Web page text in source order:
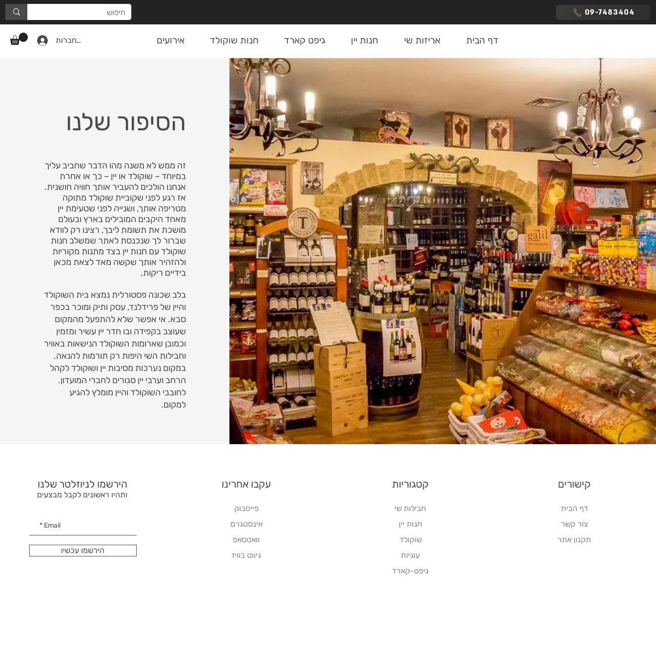
להתחברות דף הבית אריזות שי חנות יין גיפט קארד חנות שוקולד אירועים
09-7483404
הסיפור שלנו
זה ממש לא משנה מהו הדבר שחביב עליך
במיוחד – שוקולד או יין – כך או אחרת
אנחנו הולכים להעביר אותך חוויה חושנית.
אז רגע לפני שקוביית שוקולד מתוקה
מטריפה אותך, ושנייה לפני שטעימת יין
מאחד היקבים המובילים בארץ ובעולם
מושכת את תשומת ליבך, רצינו רק לוודא
שברור לך שנכנסת לאתר שמשלב חנות
שוקולד עם חנות יין בצד מתנות מקוריות
ולהזהיר אותך שקשה מאד לצאת מכאן
בידיים ריקות.
בלב שכונה פסטורלית נמצא בית השוקולד
והיין של פרידלנד, עסק ותיק ומוכר בכפר
סבא. אי אפשר שלא להתפעל מהמקום
שעוצב בקפידה ובו חדר יין עשיר ומזמין
וכמובן שארומות השוקולד הנישאות באוויר
וחבילות השי היפות רק תורמות להנאה.
במקום נערכות מסיבות יין ושוקולד לקהל
הרחב וערבי יין סגורים לחברי המועדון.
לחובבי השוקולד והיין מומלץ להגיע
למקום.
הירשמו לניוזלטר שלנו
ותהיו ראשונים לקבל מבצעים
הירשמו עכשיו
עקבו אחרינו
פייסבוק
אינסטגרם
וואטסאפ
ניווט בוויז
קטגוריות
חבילות שי
חנות יין
שוקולד
עוגיות
גיפט-קארד
קישורים
דף הבית
צור קשר
תקנון אתר